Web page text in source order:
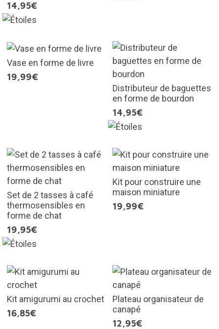
14,95€
Vase en forme de livre
19,99€
Distributeur de baguettes
en forme de bourdon
14,95€
Set de 2 tasses à café
thermosensibles en
forme de chat
19,95€
Kit pour construire une
maison miniature
19,99€
Kit amigurumi au crochet
16,85€
Plateau organisateur de
canapé
12,95€